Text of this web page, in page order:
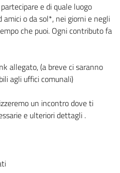
e di quale luogo
o da sol*, nei giorni e negli
che puoi. Ogni contributo fa
allegato, (a breve ci saranno
agli uffici comunali)
un incontro dove ti
e ulteriori dettagli .